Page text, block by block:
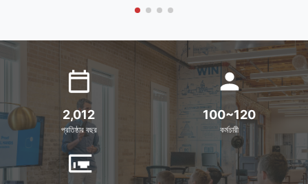
MACHINE DESIGN SPEED 200PCS ...
2,012
প্রতিষ্ঠার বছর
100~120
কর্মচারী